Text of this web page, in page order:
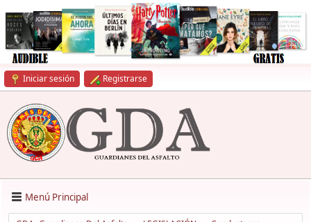
Iniciar sesión Registrarse
Menú Principal